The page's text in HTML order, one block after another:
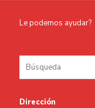
Le podemos ayudar?
Dirección